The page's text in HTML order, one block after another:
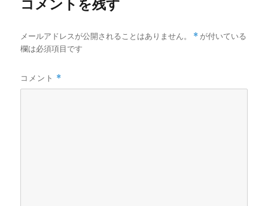
コメントを残す
メールアドレスが公開されることはありません。 * が付いている
欄は必須項目です
コメント *